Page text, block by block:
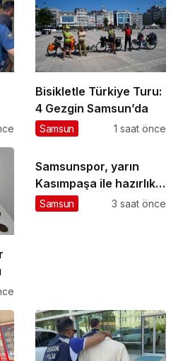
Bisikletle Türkiye Turu:
4 Gezgin Samsun’da
Samsun 1 saat önce
Samsunspor, yarın
Kasımpaşa ile hazırlık
maçlarında
Samsun 3 saat önce